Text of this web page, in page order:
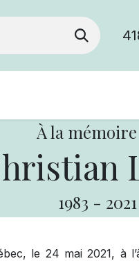
À la
1983 - 2021
le 24 mai 2021, à